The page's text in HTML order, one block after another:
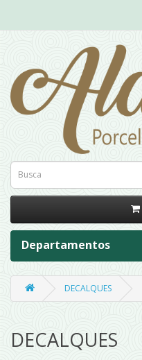
Departamentos
DECALQUES
DECALQUES